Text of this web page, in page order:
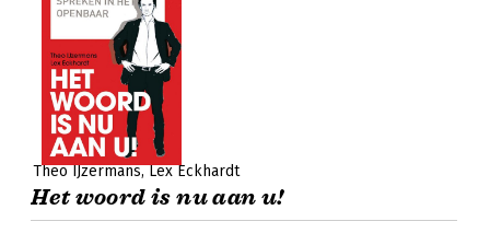
Theo IJzermans Lex Eckhardt
Het woord is nu aan u!